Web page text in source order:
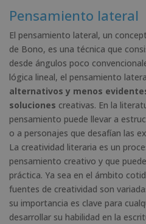
Pensamiento lateral
El pensamiento lateral, un
de Bono, es una técnica que
desde ángulos poco
lógica lineal, el pensamiento
alternativos y menos
soluciones creativas. En la
pensamiento puede llevar a
o a personajes que desafían las
La creatividad literaria es un
pensamiento creativo y que
práctica. Ya sea en el ámbito
fuentes de creatividad son
su importancia es clave para
desarrollar su habilidad en la